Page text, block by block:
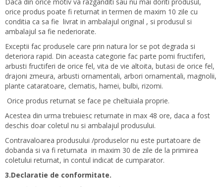
orice produs poate fi returnat in termen de maxim 10 zile cu
conditia ca sa fie livrat in ambalajul original , si produsul si
ambalajul sa fie nederiorate.
Exceptii fac produsele care prin natura lor se pot degrada si
deteriora rapid. Din aceasta categorie fac parte pomi fructiferi,
arbusti fructiferi de orice fel, vita de vie altoita, butasi de orice fel,
drajoni zmeura, arbusti ornamentali, arbori ornamentali, magnolii,
plante cataratoare, clematis, hamei, bulbi, rizomi.
Orice produs returnat se face pe cheltuiala proprie.
Acestea din urma trebuiesc returnate in max 48 ore, daca a fost
deschis doar coletul nu si ambalajul produsului.
Contravaloarea produsului /produselor nu este purtatoare de
dobanda si va fi returnata in maxim 30 de zile de la primirea
coletului returnat, in contul indicat de cumparator.
3.Declaratie de conformitate.